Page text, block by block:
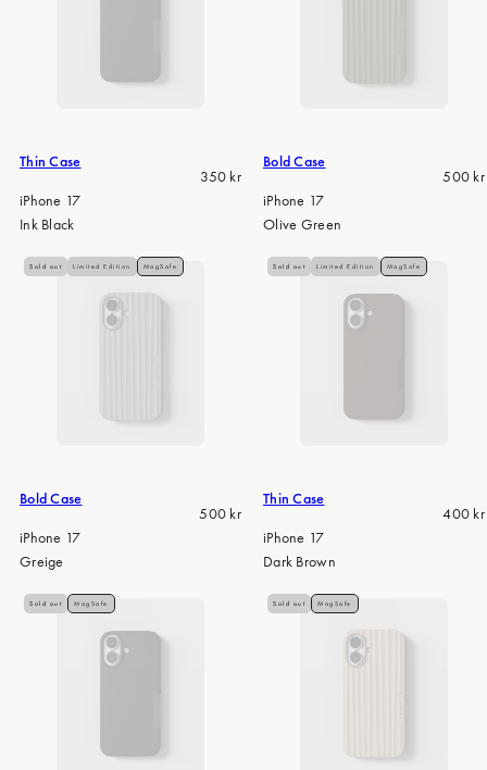
Thin Case
Regular
350 kr
iPhone 17
Ink Black
Bold Case
500 kr
iPhone 17
Olive Green
Sold out Limited Edition MagSafe
Bold Case
Regular
500 kr
iPhone 17
Greige
Sold out Limited Edition MagSafe
Thin Case
400 kr
iPhone 17
Dark Brown
Sold out MagSafe Sold out MagSafe